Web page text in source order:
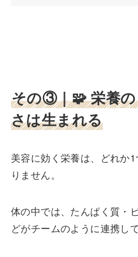
その③｜🧩 栄養
さは生まれる
美容に効く栄養は、どれか
りません。
体の中では、たんぱく質・
どがチームのように連携し